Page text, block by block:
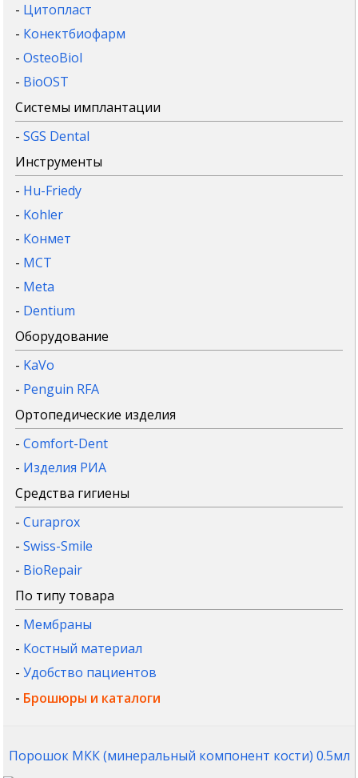
- Цитопласт
- Конектбиофарм
-OsteoBiol
- BioOST
Системы имплантации
-SGS Dental
Инструменты
- Hu-Friedy
- Kohler
- Конмет
- MCT
- Meta
- Dentium
Оборудование
- KaVo
- Penguin RFA
Ортопедические изделия
-Comfort-Dent
- Изделия РИА
Средства гигиены
-Curaprox
-Swiss-Smile
- BioRepair
По типу товара
- Мембраны
- Костный материал
-Удобство пациентов
- Брошюры и каталоги
Порошок МКК (минеральный компонент кости) 0.5мл